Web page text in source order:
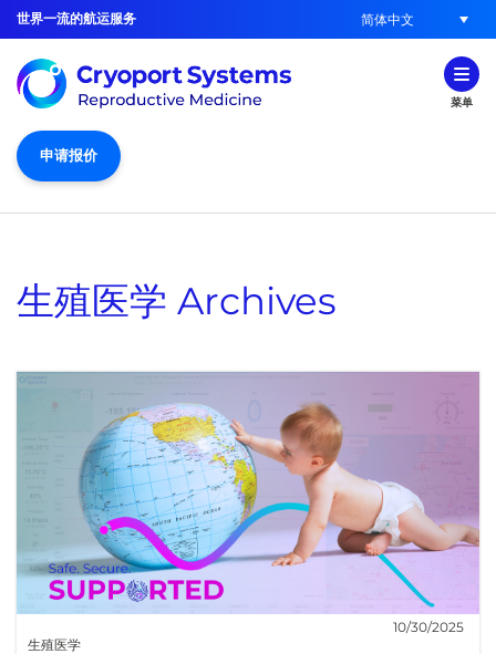
世界一流的航运服务 简体中文
菜单
申请报价
生殖医学 Archives
生殖医学
10/30/2025